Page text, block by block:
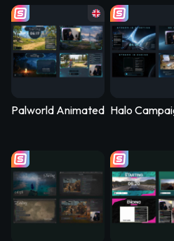
Palworld Animated Stream
Halo